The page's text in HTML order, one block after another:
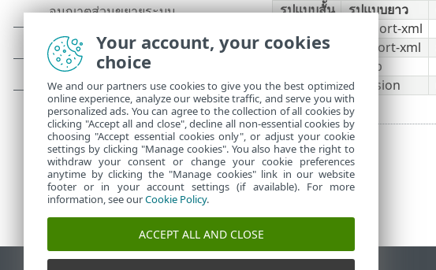
รูปแบบสั้น รูปแบบยาว
--import-xml
--export-xml
--help
-v
--version
Your account, your cookies
choice
We and our partners use cookies to give you the best optimized
online experience, analyze our website traffic, and serve you with
personalized ads. You can agree to the collection of all cookies by
clicking "Accept all and close", decline all non-essential cookies by
choosing "Accept essential cookies only", or adjust your cookie
settings by clicking "Manage cookies". You also have the right to
withdraw your consent or change your cookie preferences
anytime by clicking the "Manage cookies" link in our website
footer or in your account settings (if available). For more
information, see ourCookie Policy.
ACCEPT ALL AND CLOSE